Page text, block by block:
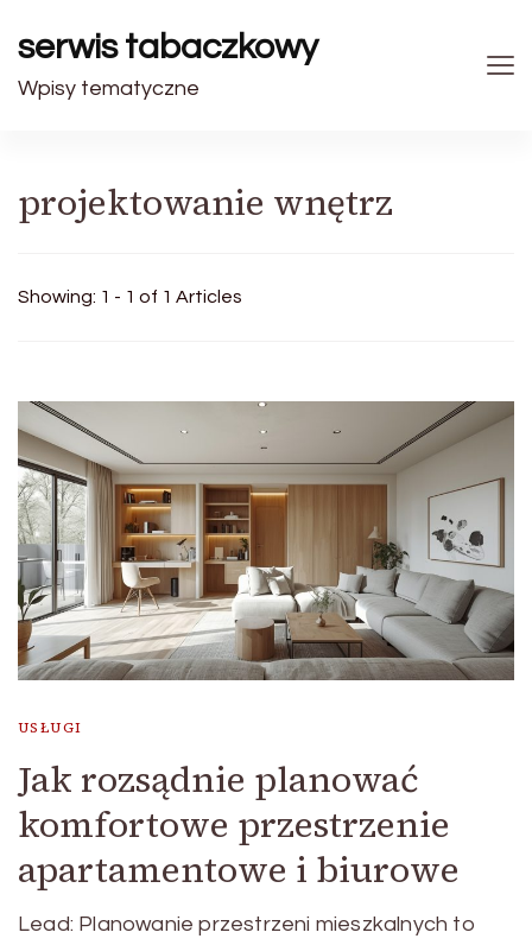
serwis tabaczkowy
Wpisy tematyczne
projektowanie wnętrz
Showing: 1 - 1 of 1 Articles
USŁUGI
Jak rozsądnie planować
komfortowe przestrzenie
apartamentowe i biurowe
Lead: Planowanie przestrzeni mieszkalnych to